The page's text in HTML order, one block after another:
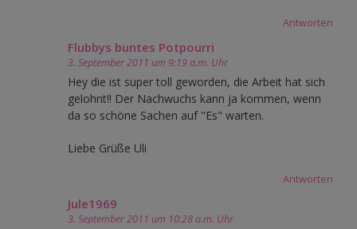
Antworten
Flubbys buntes Potpourri
3. September 2011 um 9:19 a.m. Uhr
Hey die ist super toll geworden, die Arbeit hat sich
gelohnt!! Der Nachwuchs kann ja kommen, wenn
da so schöne Sachen auf "Es" warten.
Liebe Grüße Uli
Antworten
Jule1969
3. September 2011 um 10:28 a.m. Uhr